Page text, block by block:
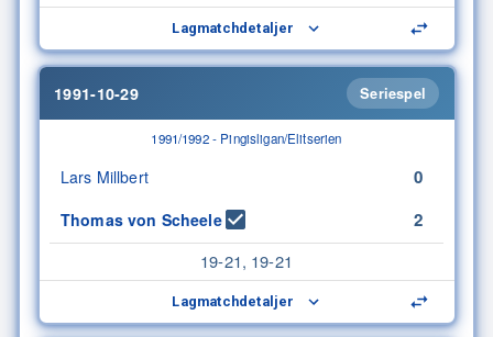
Lagmatchdetaljer
1991-10-29 Seriespel
1991/1992 - Pingisligan/Elitserien
Lars Millbert 0
Thomas von Scheele 2
19-21, 19-21
Lagmatchdetaljer